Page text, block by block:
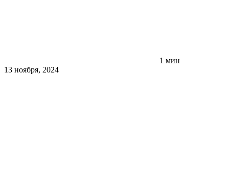
1 мин
13 ноября, 2024